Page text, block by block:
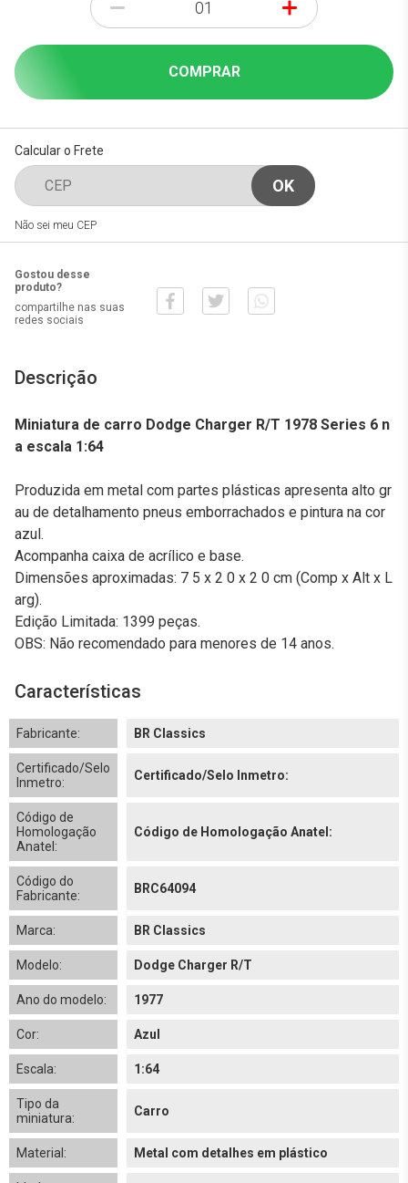
- +
COMPRAR
Calcular o Frete
Não sei meu CEP
Gostou desse
produto?
compartilhe nas suas
redes sociais
Descrição
Miniatura de carro Dodge Charger R/T 1978 Series 6 n
a escala 1:64
Produzida em metal com partes plásticas apresenta alto gr
au de detalhamento pneus emborrachados e pintura na cor
azul.
Acompanha caixa de acrílico e base.
Dimensões aproximadas: 7 5 x 2 0 x 2 0 cm (Comp x Alt x L
arg).
Edição Limitada: 1399 peças.
OBS: Não recomendado para menores de 14 anos.
Características
Fabricante: BR Classics
Certificado/Selo
Inmetro:
Certificado/Selo Inmetro:
Código de
Homologação
Anatel:
Código de Homologação Anatel:
Código do
Fabricante:
BRC64094
Marca: BR Classics
Modelo: Dodge Charger R/T
Ano do modelo: 1977
Cor: Azul
Escala: 1:64
Tipo da
miniatura:
Carro
Material: Metal com detalhes em plástico